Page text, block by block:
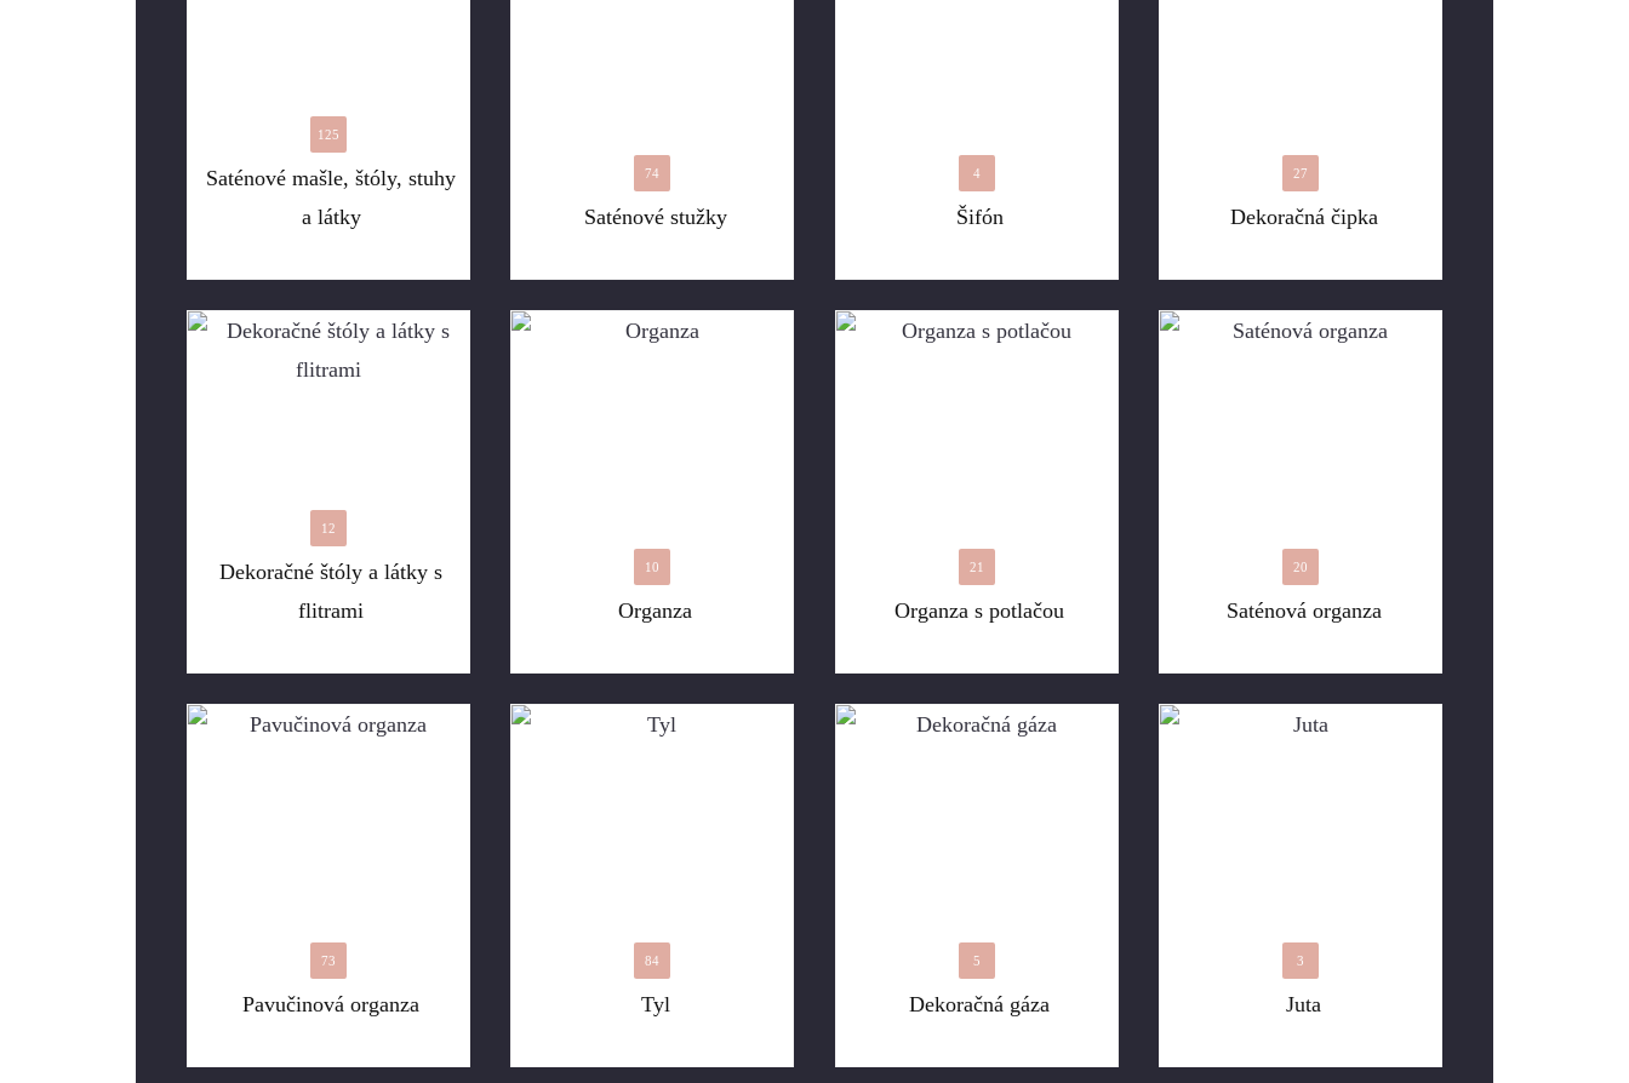
Saténové mašle, štóly, stuhy
a látky
125
Saténové stužky
74
Šifón
4
Dekoračná čipka
27
Dekoračné štóly a látky s
flitrami
12
Organza
10
Organza s potlačou
21
Saténová organza
20
Pavučinová organza
73
Tyl
84
Dekoračná gáza
5
Juta
3